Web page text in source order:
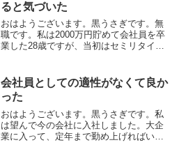
ると気づいた
おはようございます。黒うさぎです。無
職です。私は2000万円貯めて会社員を卒
業した28歳ですが、当初はセミリタイア
があるよってことです。と言いつつ一秒
も働くことなく4...
会社員としての適性がなくて良か
った
おはようございます。黒うさぎです。私
は望んで今の会社に入社しました。大企
業に入って、定年まで勤め上げればいい